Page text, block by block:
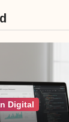
Digital